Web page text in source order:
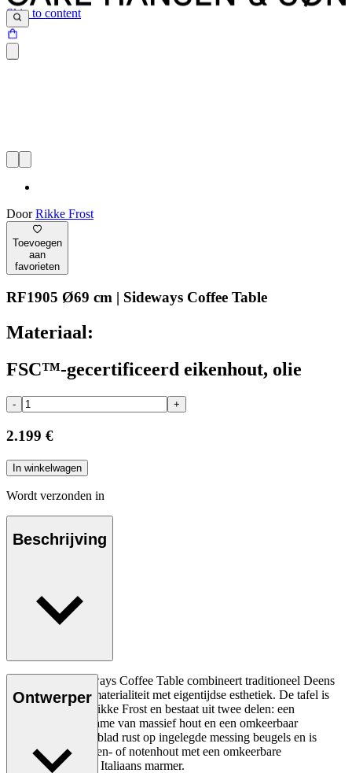
Skip to content
DoorRikke Frost
Toevoegen
aan
favorieten
RF1905 Ø69 cm | Sideways Coffee Table
Materiaal:
FSC™-gecertificeerd eikenhout, olie
- +
2.199 €
In winkelwagen
Wordt verzonden in
Beschrijving
De RF1905 Sideways Coffee Table combineert traditioneel Deens
vakmanschap en materialiteit met eigentijdse esthetiek. De tafel is
ontworpen door Rikke Frost en bestaat uit twee delen: een
organisch, rond frame van massief hout en een omkeerbaar
tafelblad. Het tafelblad rust op ingelegde messing beugels en is
verkrijgbaar in eiken- of notenhout met een omkeerbare
laminaatzijde of in Italiaans marmer.
Ontwerper